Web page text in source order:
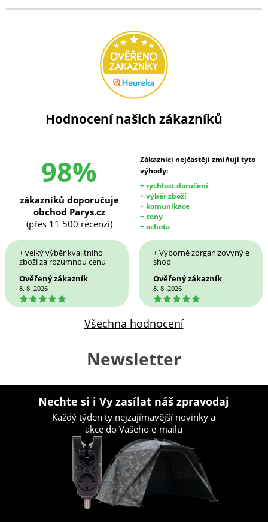
Hodnocení našich zákazníků
98%
Zákazníci nejčastěji zmiňují tyto
výhody:
+ rychlost doručení
+ výběr zboží
+ komunikace
+ ceny
+ ochota
zákazníků doporučuje
obchod Parys.cz
(přes 11 500 recenzí)
+ velký výběr kvalitního
zboží za rozumnou cenu
Ověřený zákazník
8. 8. 2026
5
+ Výborně zorganizovyný e
shop
Ověřený zákazník
8. 8. 2026
5
Všechna hodnocení
Newsletter
Nechte si i Vy zasílat náš zpravodaj
Každý týden ty nejzajímavější novinky a
akce do Vašeho e-mailu